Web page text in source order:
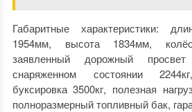
Габаритные характеристики:
1954мм, высота 1834мм,
заявленный дорожный
снаряженном состоянии
буксировка 3500кг, полезная
полноразмерный топливный бак,